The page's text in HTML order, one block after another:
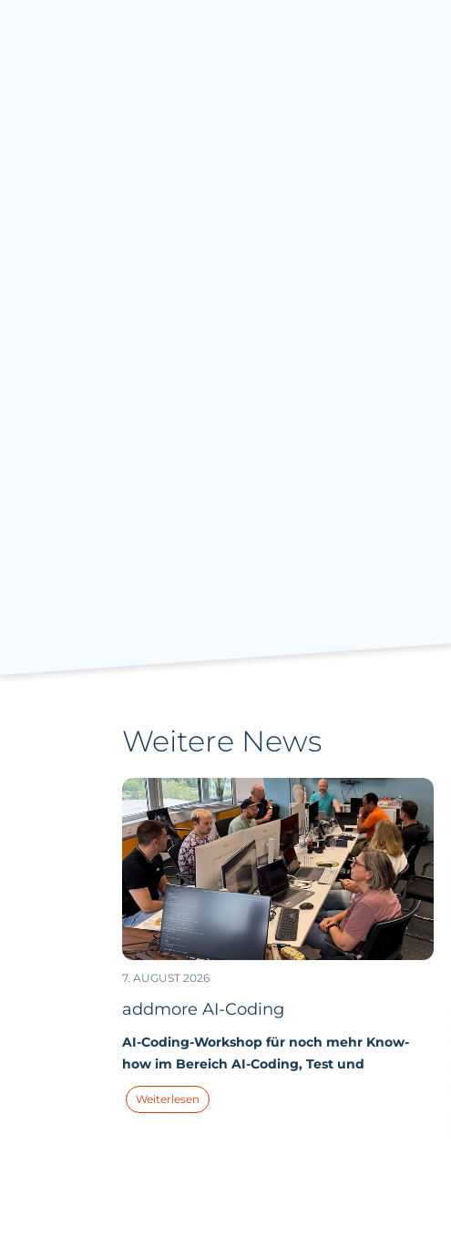
Weitere News
7. AUGUST 2026
addmore AI-Coding
AI-Coding-Workshop für noch mehr Know-
how im Bereich AI-Coding, Test und
Qualitätssicherung
Workshop beleuchteten wir das zentrale Thema
Weiterlesen